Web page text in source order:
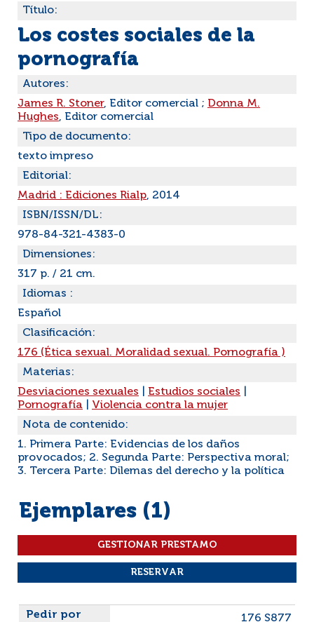
Título:
Los costes sociales de la
pornografía
Autores:
James R. Stoner, Editor comercial ; Donna M.
Hughes, Editor comercial
Tipo de documento:
texto impreso
Editorial:
Madrid : Ediciones Rialp, 2014
ISBN/ISSN/DL:
978-84-321-4383-0
Dimensiones:
317 p. / 21 cm.
Idiomas :
Español
Clasificación:
176 (Ética sexual. Moralidad sexual. Pornografía )
Materias:
Desviaciones sexuales
Estudios sociales
Pornografía
Violencia contra la mujer
Nota de contenido:
1. Primera Parte: Evidencias de los daños
provocados; 2. Segunda Parte: Perspectiva moral;
3. Tercera Parte: Dilemas del derecho y la política
Ejemplares (1)
Liste des exemplaires
176 S877